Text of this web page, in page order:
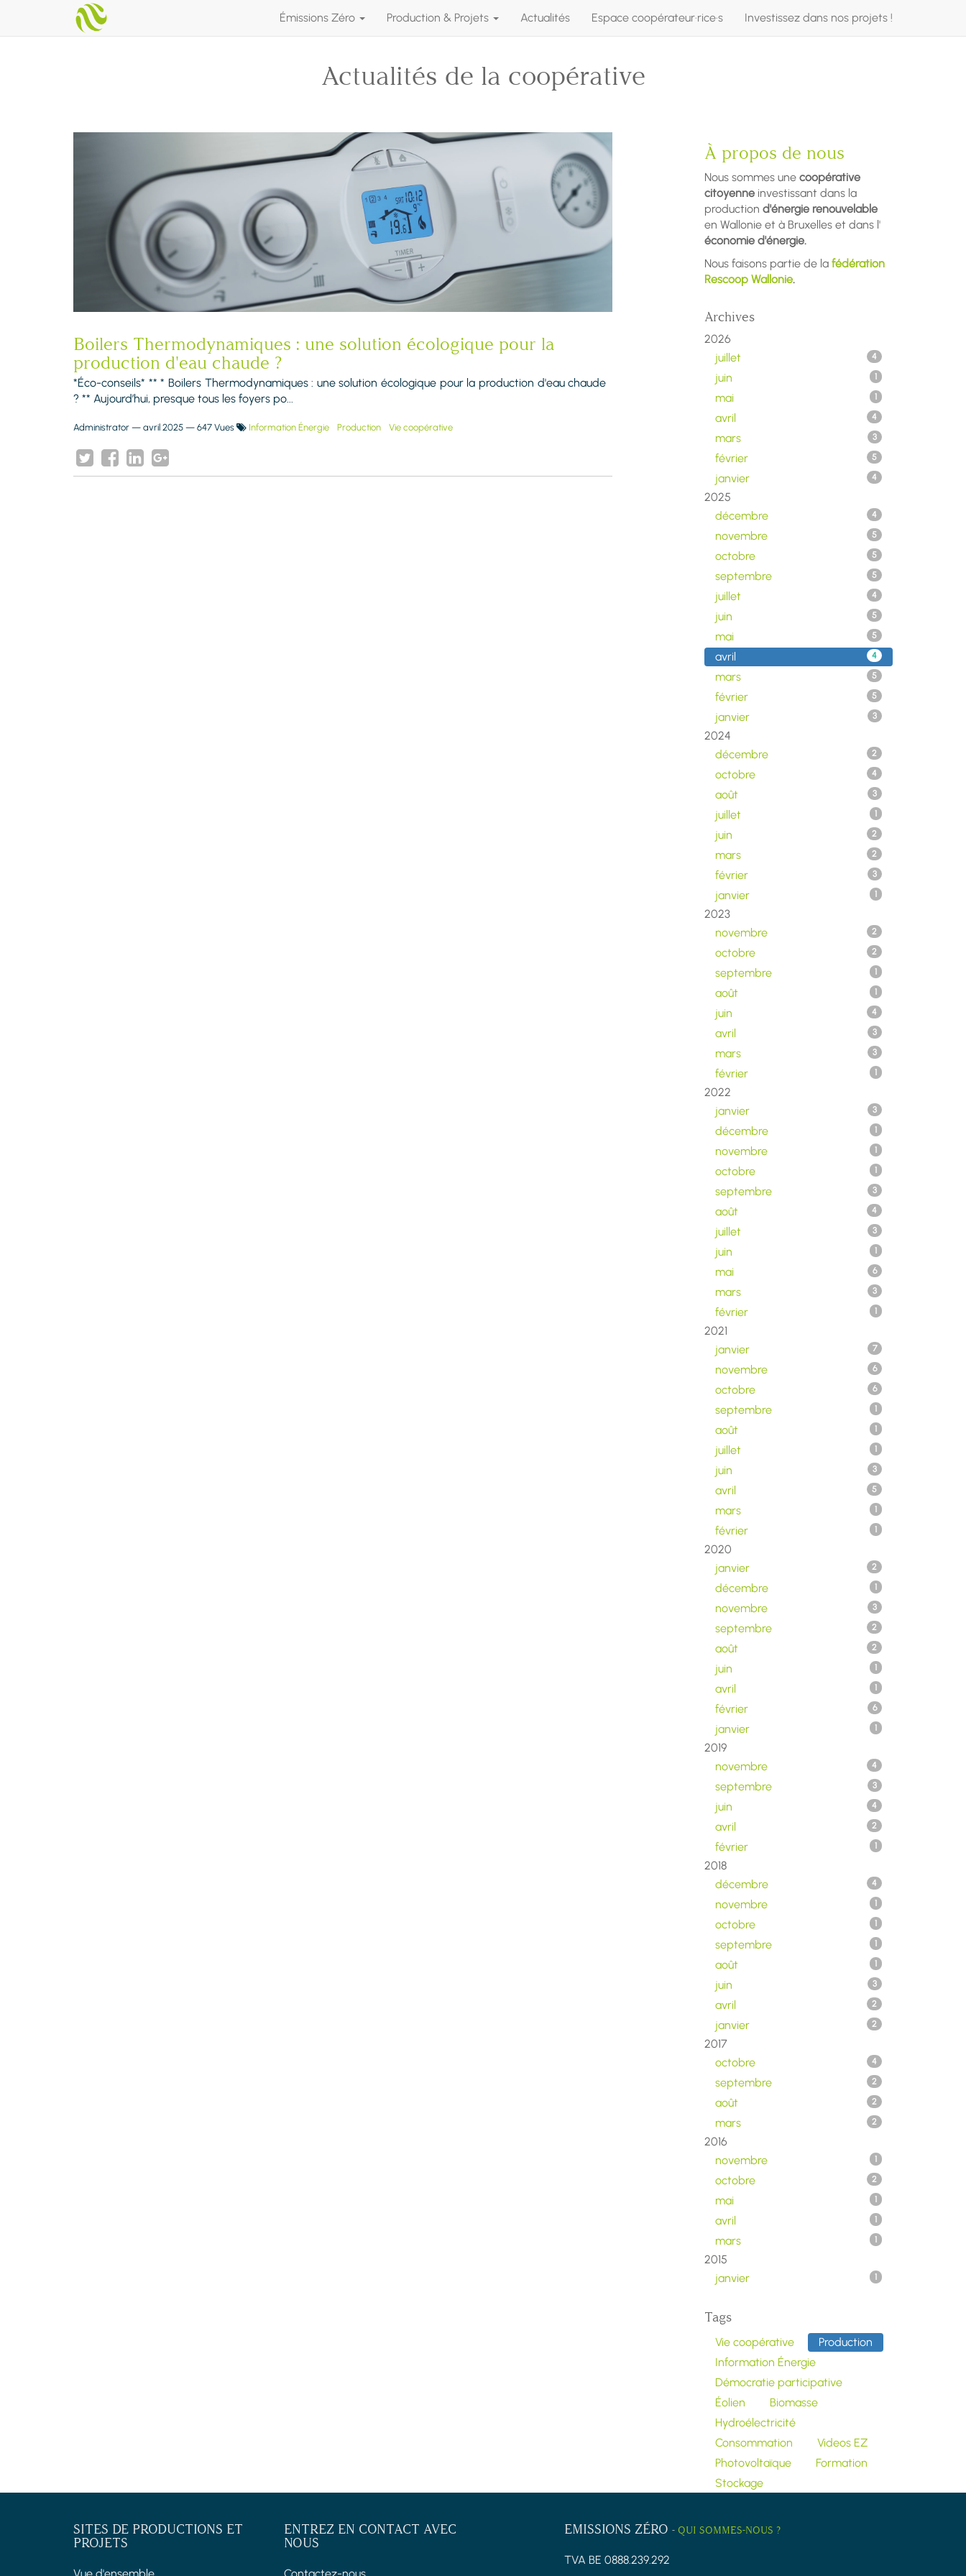
Émissions Zéro Production & Projets Actualités Espace coopérateur·rice·s Investissez dans nos projets !
Actualités de la coopérative
Boilers Thermodynamiques : une solution écologique pour la
production d'eau chaude ?
*Éco-conseils* ** * Boilers Thermodynamiques : une solution écologique pour la production d'eau chaude
? ** Aujourd’hui, presque tous les foyers po...
Administrator — avril 2025 — 647 Vues Information Énergie Production Vie coopérative
À propos de nous
Nous sommes une coopérative
citoyenne investissant dans la
production d'énergie renouvelable
en Wallonie et à Bruxelles et dans l'
économie d'énergie.
Nous faisons partie de la fédération
Rescoop Wallonie.
Archives
2026
juillet
4
juin 1
mai 1
avril 4
mars 3
février 5
janvier 4
2025
décembre
4
novembre 5
octobre 5
septembre 5
juillet 4
juin 5
mai 5
avril 4
mars 5
février 5
janvier 3
2024
décembre
2
octobre 4
août 3
juillet 1
juin 2
mars 2
février 3
janvier 1
2023
novembre
2
octobre 2
septembre 1
août 1
juin 4
avril 3
mars 3
février 1
2022
janvier
3
décembre 1
novembre 1
octobre 1
septembre 3
août 4
juillet 3
juin 1
mai 6
mars 3
février 1
2021
janvier
7
novembre 6
octobre 6
septembre 1
août 1
juillet 1
juin 3
avril 5
mars 1
février 1
2020
janvier
2
décembre 1
novembre 3
septembre 2
août 2
juin 1
avril 1
février 6
janvier 1
2019
novembre
4
septembre 3
juin 4
avril 2
février 1
2018
décembre
4
novembre 1
octobre 1
septembre 1
août 1
juin 3
avril 2
janvier 2
2017
octobre
4
septembre 2
août 2
mars 2
2016
novembre
1
octobre 2
mai 1
avril 1
mars 1
2015
janvier
1
Tags
Vie coopérative
Production
Information Énergie
Démocratie participative
Éolien
Biomasse
Hydroélectricité
Consommation
Videos EZ
Photovoltaïque
Formation
Stockage
SITES DE PRODUCTIONS ET
PROJETS
ENTREZ EN CONTACT AVEC
NOUS
EMISSIONS ZÉRO - QUI SOMMES-NOUS ?
TVA BE 0888.239.292